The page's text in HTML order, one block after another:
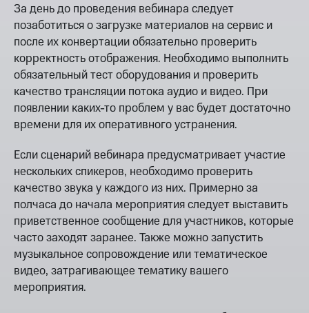
За день до проведения вебинара следует
позаботиться о загрузке материалов на сервис и
после их конвертации обязательно проверить
корректность отображения. Необходимо выполнить
обязательный тест оборудования и проверить
качество трансляции потока аудио и видео. При
появлении каких-то проблем у вас будет достаточно
времени для их оперативного устранения.
Если сценарий вебинара предусматривает участие
нескольких спикеров, необходимо проверить
качество звука у каждого из них. Примерно за
полчаса до начала мероприятия следует выставить
приветственное сообщение для участников, которые
часто заходят заранее. Также можно запустить
музыкальное сопровождение или тематическое
видео, затрагивающее тематику вашего
мероприятия.